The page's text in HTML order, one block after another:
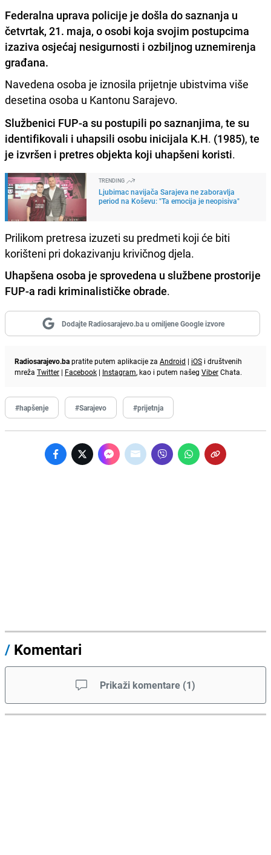
Federalna uprava policije je došla do saznanja u
četvrtak, 21. maja, o osobi koja svojim postupcima
izaziva osjećaj nesigurnosti i ozbiljnog uznemirenja
građana.
Navedena osoba je iznosila prijetnje ubistvima više
desetina osoba u Kantonu Sarajevo.
Službenici FUP-a su postupili po saznanjima, te su
identifikovali i uhapsili osobu inicijala K.H. (1985), te
je izvršen i pretres objekta koji uhapšeni koristi.
TRENDING
Ljubimac navijača Sarajeva ne zaboravlja
period na Koševu: "Ta emocija je neopisiva"
Prilikom pretresa izuzeti su predmeti koji će biti
korišteni pri dokazivanju krivičnog djela.
Uhapšena osoba je sprovedena u službene prostorije
FUP-a radi kriminalističke obrade.
Dodajte Radiosarajevo.ba u omiljene Google izvore
Radiosarajevo.bapratite putem aplikacije za Android | iOS i društvenih
mreža Twitter | Facebook | Instagram, kao i putem našeg ViberChata.
#hapšenje #Sarajevo #prijetnja
/ Komentari
Prikaži komentare (1)